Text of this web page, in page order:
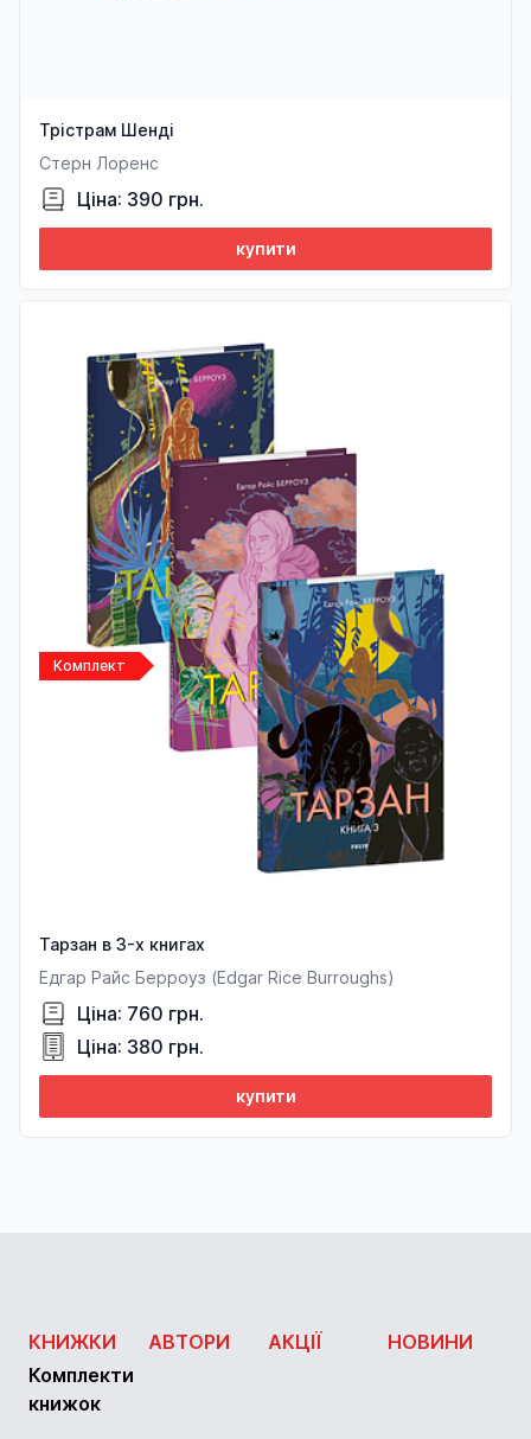
Трістрам Шенді
Стерн Лоренс
Ціна: 390 грн.
купити
Комплект
Тарзан в 3-х книгах
Едгар Райс Берроуз (Edgar Rice Burroughs)
Ціна: 760 грн.
Ціна: 380 грн.
купити
КНИЖКИ
Комплекти
книжок
АВТОРИ АКЦІЇ НОВИНИ